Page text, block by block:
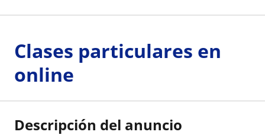
Clases particulares en
online
Descripción del anuncio